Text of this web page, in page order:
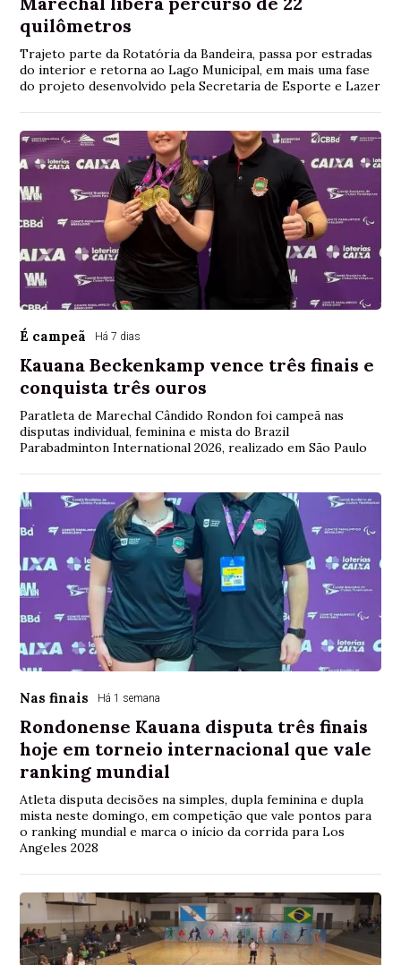
quilômetros
Trajeto parte da Rotatória da Bandeira, passa por estradas
do interior e retorna ao Lago Municipal, em mais uma fase
do projeto desenvolvido pela Secretaria de Esporte e Lazer
É campeã Há 7 dias
Kauana Beckenkamp vence três finais e
conquista três ouros
Paratleta de Marechal Cândido Rondon foi campeã nas
disputas individual, feminina e mista do Brazil
Parabadminton International 2026, realizado em São Paulo
Nas finais Há 1 semana
Rondonense Kauana disputa três finais
hoje em torneio internacional que vale
ranking mundial
Atleta disputa decisões na simples, dupla feminina e dupla
mista neste domingo, em competição que vale pontos para
o ranking mundial e marca o início da corrida para Los
Angeles 2028